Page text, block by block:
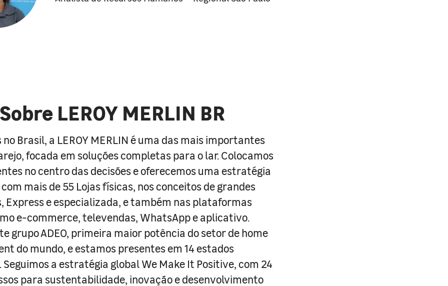
LEROY MERLIN BR
no Brasil, a LEROY MERLIN é uma das mais importantes
focada em soluções completas para o lar. Colocamos
no centro das decisões e oferecemos uma estratégia
mais de 55 Lojas físicas, nos conceitos de grandes
Express e especializada, e também nas plataformas
e-commerce, televendas, WhatsApp e aplicativo.
grupo ADEO, primeira maior potência do setor de home
do mundo, e estamos presentes em 14 estados
a estratégia global We Make It Positive, com 24
para sustentabilidade, inovação e desenvolvimento